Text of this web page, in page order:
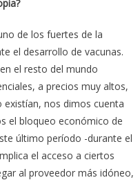
de los fuertes de la
el desarrollo de vacunas.
el resto del mundo
a precios muy altos,
existían, nos dimos cuenta
el bloqueo económico de
último período -durante el
el acceso a ciertos
al proveedor más idóneo,